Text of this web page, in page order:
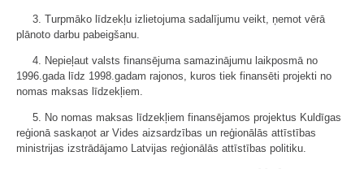
3. Turpmāko līdzekļu izlietojuma sadalījumu veikt, ņemot vērā
plānoto darbu pabeigšanu.
4. Nepieļaut valsts finansējuma samazinājumu laikposmā no
1996.gada līdz 1998.gadam rajonos, kuros tiek finansēti projekti no
nomas maksas līdzekļiem.
5. No nomas maksas līdzekļiem finansējamos projektus Kuldīgas
reģionā saskaņot ar Vides aizsardzības un reģionālās attīstības
ministrijas izstrādājamo Latvijas reģionālās attīstības politiku.